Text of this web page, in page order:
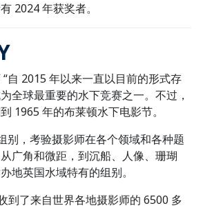
2024 年获奖者。
自 2015 年以来一直以目前的形式存
全球最重要的水下竞赛之一。不过，
1965 年的布莱顿水下电影节。
别，考验摄影师在各个领域和各种题
广角和微距，到沉船、人像、珊瑚
地英国水域特有的组别。
到了来自世界各地摄影师的 6500 多